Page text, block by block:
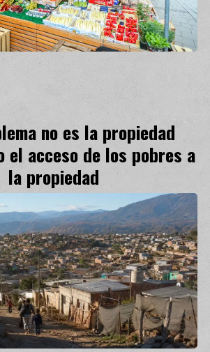
no es la propiedad
el acceso de los pobres a
la propiedad